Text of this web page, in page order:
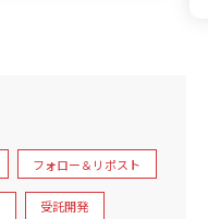
フォロー＆リポスト
受託開発